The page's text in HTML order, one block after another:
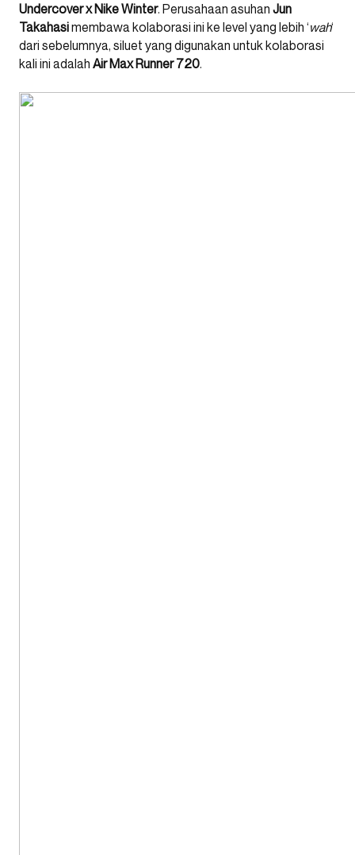
Undercover x Nike Winter. Perusahaan asuhan Jun
Takahasimembawa kolaborasi ini ke level yang lebih ‘wah‘
dari sebelumnya, siluet yang digunakan untuk kolaborasi
kali ini adalah Air Max Runner 720.